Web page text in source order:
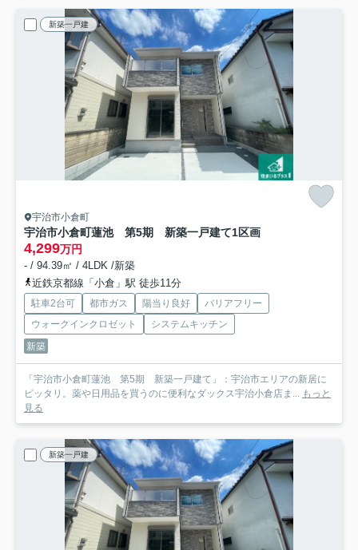
新築一戸建
宇治市小倉町
宇治市小倉町蓮池 第5期 新築一戸建て1区画
4,299万円
- / 94.39㎡ / 4LDK /新築
近鉄京都線「小倉」駅 徒歩11分
駐車2台可 都市ガス 陽当り良好
バリアフリー
ウォークインクロゼット
システムキッチン
新築
「宇治市小倉町蓮池 第5期 新築一戸建て」：宇治市エリアの新居に
ピッタリ。薬や日用品を買うのに便利なダックス宇治小倉店ま...
もっと
見る
新築一戸建